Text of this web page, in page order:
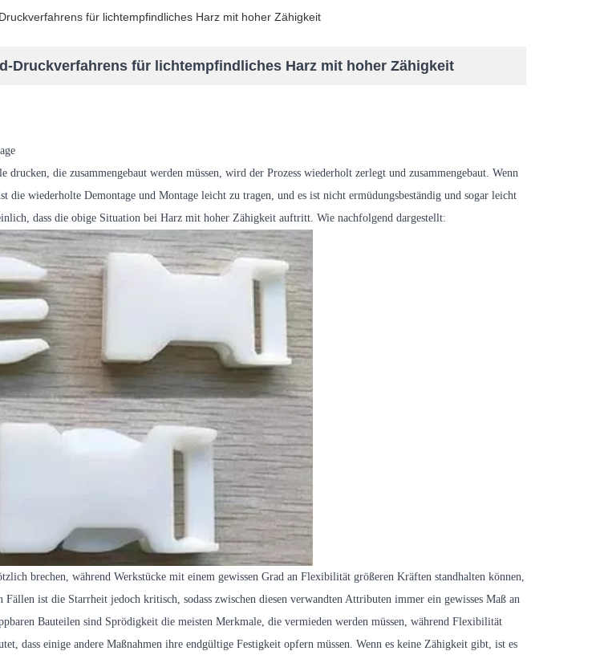
für lichtempfindliches Harz mit hoher Zähigkeit
Druckverfahrens für lichtempfindliches Harz mit hoher Zähigkeit
drucken, die zusammengebaut werden müssen, wird der Prozess wiederholt zerlegt und zusammengebaut. Wenn
die wiederholte Demontage und Montage leicht zu tragen, und es ist nicht ermüdungsbeständig und sogar leicht
dass die obige Situation bei Harz mit hoher Zähigkeit auftritt. Wie nachfolgend dargestellt:
brechen, während Werkstücke mit einem gewissen Grad an Flexibilität größeren Kräften standhalten können,
ist die Starrheit jedoch kritisch, sodass zwischen diesen verwandten Attributen immer ein gewisses Maß an
Bauteilen sind Sprödigkeit die meisten Merkmale, die vermieden werden müssen, während Flexibilität
dass einige andere Maßnahmen ihre endgültige Festigkeit opfern müssen. Wenn es keine Zähigkeit gibt, ist es